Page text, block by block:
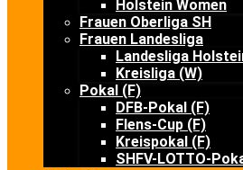
Holstein Women
Frauen Oberliga SH
Frauen Landesliga
Landesliga
Kreisliga (W)
Pokal (F)
DFB-Pokal (F)
Flens-Cup (F)
Kreispokal (F)
SHFV-LOTTO-